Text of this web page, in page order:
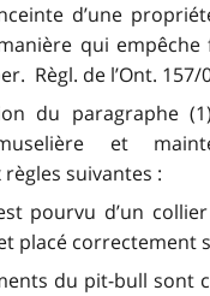
d’une
qui
Règl. de l’Ont. 157/
du paragraphe
et
suivantes :
pourvu d’un
placé correctement
du pit-bull sont